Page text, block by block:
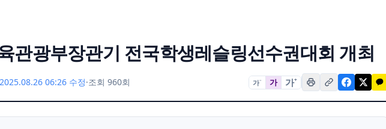
관광부장관기 전국학생레슬링선수권대회 개최
2025.08.26 06:26 수정·조회 960회 가− 가 가+